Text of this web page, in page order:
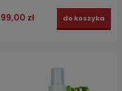
99,00 zł do koszyka